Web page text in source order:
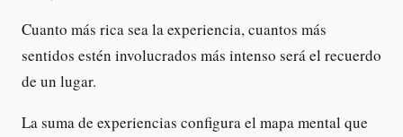
Cuanto más rica sea la experiencia, cuantos más
sentidos estén involucrados más intenso será el recuerdo
de un lugar.
La suma de experiencias configura el mapa mental que